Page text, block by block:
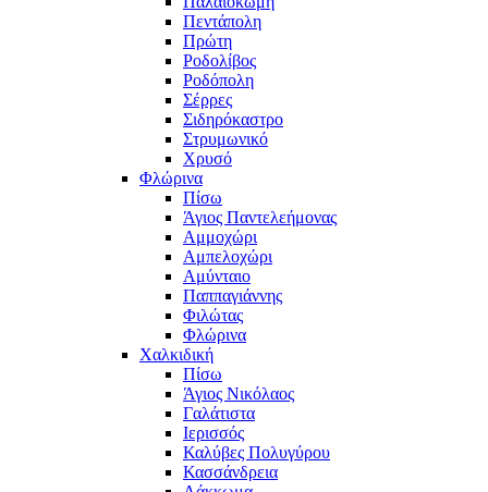
Πεντάπολη
Πρώτη
Ροδολίβος
Ροδόπολη
Σέρρες
Σιδηρόκαστρο
Στρυμωνικό
Χρυσό
Φλώρινα
Πίσω
Άγιος Παντελεήμονας
Αμμοχώρι
Αμπελοχώρι
Αμύνταιο
Παππαγιάννης
Φιλώτας
Φλώρινα
Χαλκιδική
Πίσω
Άγιος Νικόλαος
Γαλάτιστα
Ιερισσός
Καλύβες Πολυγύρου
Κασσάνδρεια